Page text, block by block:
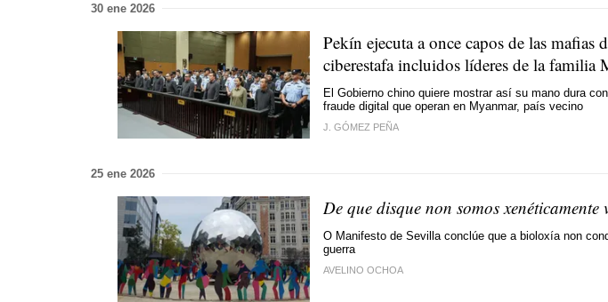
30 ene 2026
Pekín ejecuta a once capos de las mafias
ciberestafa incluidos líderes de la familia
El Gobierno chino quiere mostrar así su mano dura
fraude digital que operan en Myanmar, país vecino
J. GÓMEZ PEÑA
25 ene 2026
De que disque non somos xenéticamente
O Manifesto de Sevilla conclúe que a bioloxía non
guerra
AVELINO OCHOA